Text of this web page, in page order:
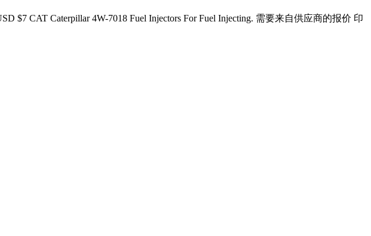
$7 CAT Caterpillar 4W-7018 Fuel Injectors For Fuel Injecting. 需要来自供应商的报价 印